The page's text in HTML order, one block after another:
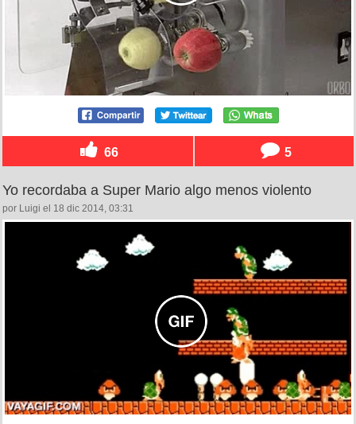
66 5
Yo recordaba a Super Mario algo menos violento
por Luigi el 18 dic 2014, 03:31